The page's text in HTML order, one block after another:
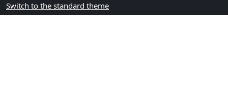
Switch to the standard theme